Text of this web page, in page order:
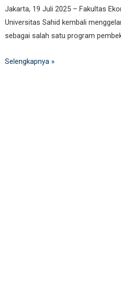
Jakarta, 19 Juli 2025 – Fakultas
Universitas Sahid kembali
sebagai salah satu program
Selengkapnya »